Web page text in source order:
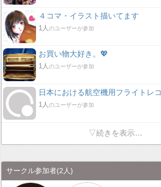
４コマ・イラスト描いてます
1人のユーザーが参加
お買い物大好き。💖
1人のユーザーが参加
1人のユーザーが参加
▽続きを表示…
サークル参加者(2人)